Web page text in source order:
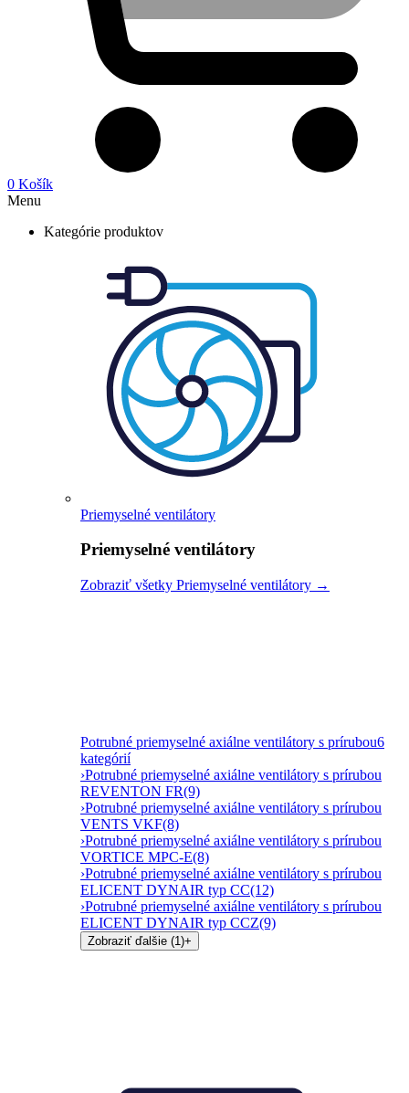
0 Košík
Menu
Kategórie produktov
Priemyselné ventilátory
Priemyselné ventilátory
Zobraziť všetky Priemyselné ventilátory →
Potrubné priemyselné axiálne ventilátory s prírubou6
kategórií
›Potrubné priemyselné axiálne ventilátory s prírubou
REVENTON FR(9)
›Potrubné priemyselné axiálne ventilátory s prírubou
VENTS VKF(8)
›Potrubné priemyselné axiálne ventilátory s prírubou
VORTICE MPC-E(8)
›Potrubné priemyselné axiálne ventilátory s prírubou
ELICENT DYNAIR typ CC(12)
›Potrubné priemyselné axiálne ventilátory s prírubou
ELICENT DYNAIR typ CCZ(9)
Zobraziť ďalšie (1)+